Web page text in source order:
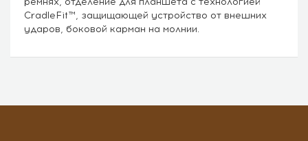
CradleFit™, защищающей устройство от внешних
ударов, боковой карман на молнии.